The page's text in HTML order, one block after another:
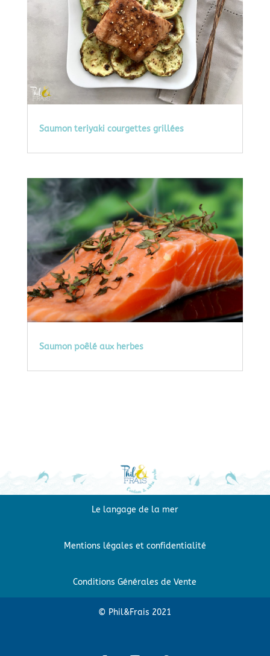
Saumon teriyaki courgettes grillées
Saumon poêlé aux herbes
Le langage de la mer
Mentions légales et confidentialité
Conditions Générales de Vente
© Phil&Frais 2021